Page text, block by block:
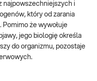
najpowszechniejszych i
który od zarania
że wywołuje
jego biologię określa
do organizmu, pozostaje